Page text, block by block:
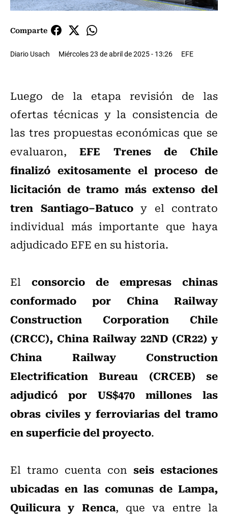
Comparte
Diario Usach Miércoles 23 de abril de 2025 - 13:26 EFE
Luego de la etapa revisión de las
ofertas técnicas y la consistencia de
las tres propuestas económicas que se
evaluaron,EFE Trenes de Chile
finalizó exitosamente el proceso de
licitación de tramo más extenso del
tren Santiago–Batucoy el contrato
individual más importante que haya
adjudicado EFE en su historia.
El consorcio de empresas chinas
conformado por China Railway
Construction Corporation Chile
(CRCC), China Railway 22ND (CR22) y
China Railway Construction
Electrification Bureau (CRCEB) se
adjudicó por US$470 millones las
obras civiles y ferroviarias del tramo
en superficie del proyecto.
El tramo cuenta con seis estaciones
ubicadas en las comunas de Lampa,
Quilicura y Renca, que va entre la